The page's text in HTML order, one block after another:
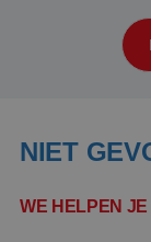
klanten te
boeken! ...
NIET
WE HELPEN